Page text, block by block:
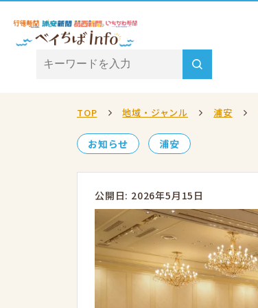
TOP 地域・ジャンル 浦安
お知らせ 浦安
公開日: 2026年5月15日